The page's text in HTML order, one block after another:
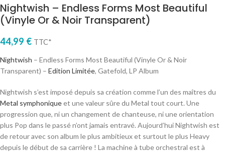
Nightwish – Endless Forms Most Beautiful
(Vinyle Or & Noir Transparent)
44,99 € TTC*
Nightwish – Endless Forms Most Beautiful (Vinyle Or & Noir
Transparent) – Edition Limitée, Gatefold, LP Album
Nightwish s’est imposé depuis sa création comme l’un des maîtres du
Metal symphoniqueet une valeur sûre du Metal tout court. Une
progression que, ni un changement de chanteuse, ni une orientation
plus Pop dans le passé n’ont jamais entravé. Aujourd’hui Nightwish est
de retour avec son album le plus ambitieux et surtout le plus Heavy
depuis le début de sa carrière ! La machine à tube orchestral est à